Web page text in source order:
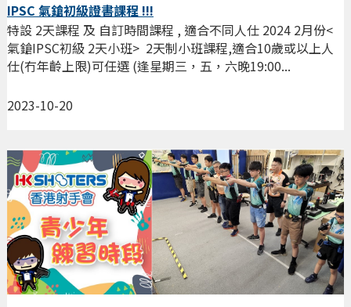
IPSC 氣鎗初級證書課程 !!!
2023-10-20
特設 2天課程 及 自訂時間課程 , 適合不同人仕 2024 2月份<
氣鎗IPSC初級 2天小班> 2天制小班課程,適合10歲或以上人
仕(冇年齡上限)可任選 (逢星期三，五，六晚19:00...